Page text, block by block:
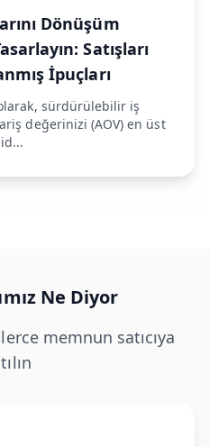
Dönüşüm
Satışları
İpuçları
sürdürülebilir iş
değerinizi (AOV) en üst
Ne Diyor
memnun satıcıya